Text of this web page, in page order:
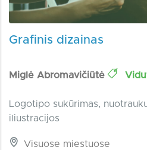
Grafinis dizainas
Miglė Abromavičiūtė
Logotipo sukūrimas,
iliustracijos
Visuose miestuose